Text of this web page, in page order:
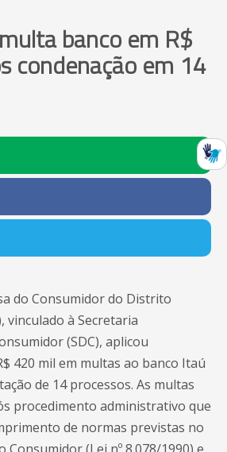
banco em R$
condenação em 14
do Consumidor do Distrito
vinculado à Secretaria
(SDC), aplicou
420 mil em multas ao banco Itaú
de 14 processos. As multas
procedimento administrativo que
de normas previstas no